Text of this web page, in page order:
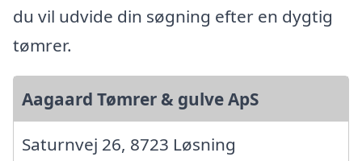
du vil udvide din søgning efter en dygtig
tømrer.
Aagaard Tømrer & gulve ApS
Saturnvej 26, 8723 Løsning